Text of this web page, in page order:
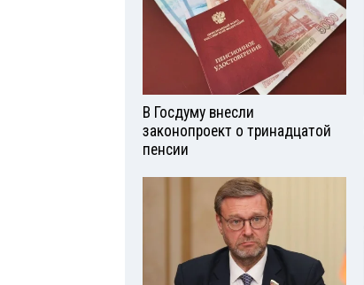
В Госдуму внесли
законопроект о тринадцатой
пенсии